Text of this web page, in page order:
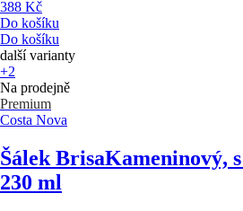
388 Kč
Do košíku
Do košíku
další varianty
+2
Na prodejně
Premium
Costa Nova
Šálek BrisaKameninový,
230 ml